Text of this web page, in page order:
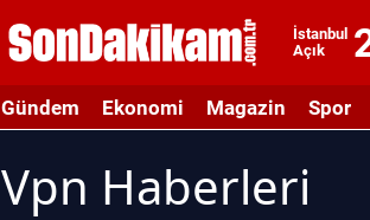
İstanbul
Açık
Gündem Ekonomi Magazin Spor
Vpn Haberleri